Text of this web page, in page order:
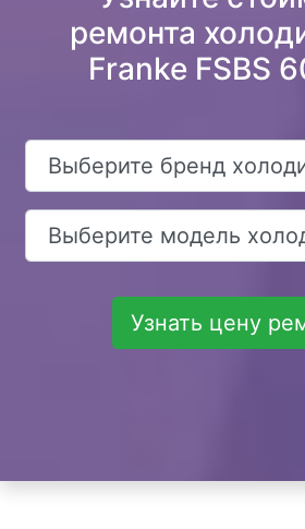
ремонта
Franke FSBS
Узнать цену